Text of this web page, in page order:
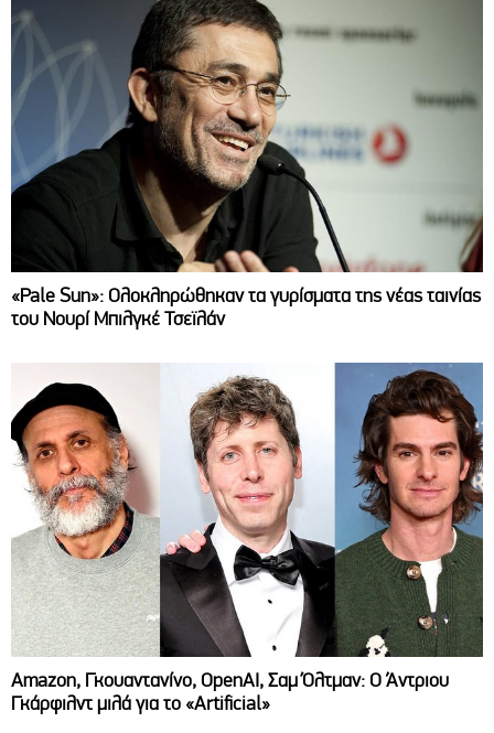
«Pale Sun»: Ολοκληρώθηκαν τα γυρίσματα της νέας ταινίας
του Νουρί Μπιλγκέ Τσεϊλάν
Amazon, Γκουαντανίνο, OpenAI, Σαμ Όλτμαν: Ο Άντριου
Γκάρφιλντ μιλά για το «Artificial»